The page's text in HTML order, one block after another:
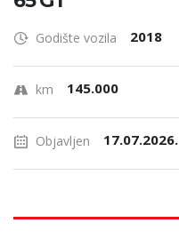
Godište vozila 2018
km 145.000
Objavljen 17.07.2026.